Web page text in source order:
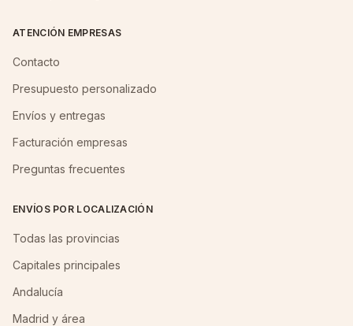
ATENCIÓN EMPRESAS
Contacto
Presupuesto personalizado
Envíos y entregas
Facturación empresas
Preguntas frecuentes
ENVÍOS POR LOCALIZACIÓN
Todas las provincias
Capitales principales
Andalucía
Madrid y área